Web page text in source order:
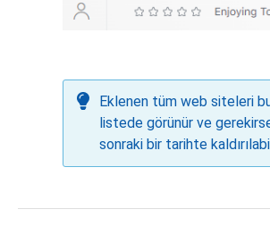
Eklenen tüm web siteleri
listede görünür ve
sonraki bir tarihte